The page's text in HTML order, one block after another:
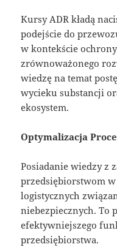
Kursy ADR kładą
podejście do
w kontekście
zrównoważonego
wiedzę na temat
wycieku substancji
ekosystem.
Optymalizacja
Posiadanie wiedzy z
przedsiębiorstwom
logistycznych
niebezpiecznych. To
efektywniejszego
przedsiębiorstwa.